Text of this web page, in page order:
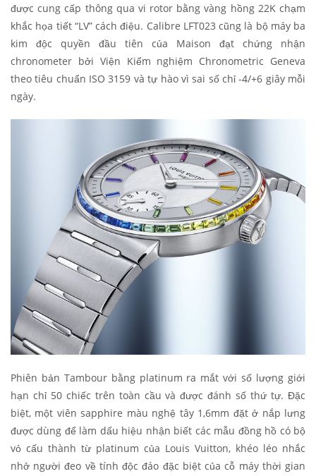
được cung cấp thông qua vi rotor bằng vàng hồng 22K chạm
khắc họa tiết “LV” cách điệu. Calibre LFT023 cũng là bộ máy ba
kim độc quyền đầu tiên của Maison đạt chứng nhận
chronometer bởi Viện Kiểm nghiệm Chronometric Geneva
theo tiêu chuẩn ISO 3159 và tự hào vì sai số chỉ -4/+6 giây mỗi
ngày.
Phiên bản Tambour bằng platinum ra mắt với số lượng giới
hạn chỉ 50 chiếc trên toàn cầu và được đánh số thứ tự. Đặc
biệt, một viên sapphire màu nghệ tây 1,6mm đặt ở nắp lưng
được dùng để làm dấu hiệu nhận biết các mẫu đồng hồ có bộ
vỏ cấu thành từ platinum của Louis Vuitton, khéo léo nhắc
nhở người đeo về tính độc đáo đặc biệt của cỗ máy thời gian